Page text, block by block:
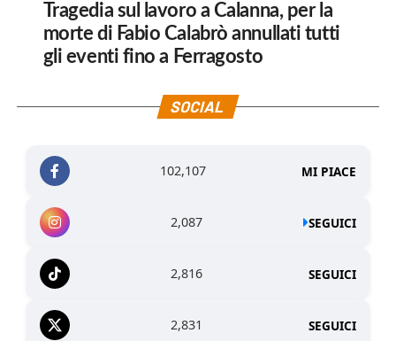
Tragedia sul lavoro a Calanna, per la
morte di Fabio Calabrò annullati tutti
gli eventi fino a Ferragosto
SOCIAL
102,107 MI PIACE
2,087 SEGUICI
2,816 SEGUICI
2,831 SEGUICI